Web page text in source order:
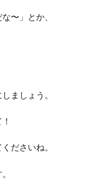
〜」とか、
ましょう。
ださいね。